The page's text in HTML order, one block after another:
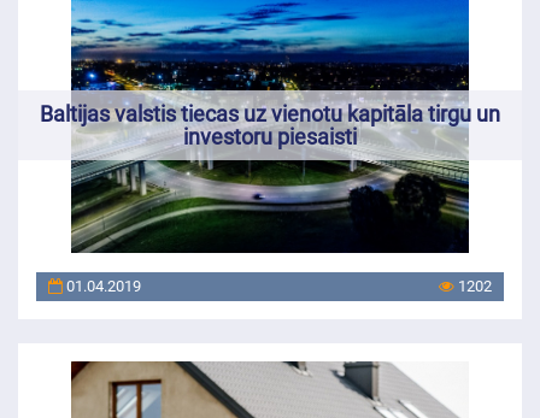
Baltijas valstis tiecas uz vienotu kapitāla tirgu un
investoru piesaisti
01.04.2019 1202